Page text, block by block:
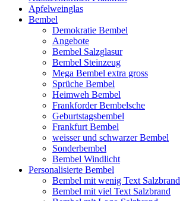
Apfelweinglas
Bembel
Demokratie Bembel
Angebote
Bembel Salzglasur
Bembel Steinzeug
Mega Bembel extra gross
Sprüche Bembel
Heimweh Bembel
Frankforder Bembelsche
Geburtstagsbembel
Frankfurt Bembel
weisser und schwarzer Bembel
Sonderbembel
Bembel Windlicht
Personalisierte Bembel
Bembel mit wenig Text Salzbrand
Bembel mit viel Text Salzbrand